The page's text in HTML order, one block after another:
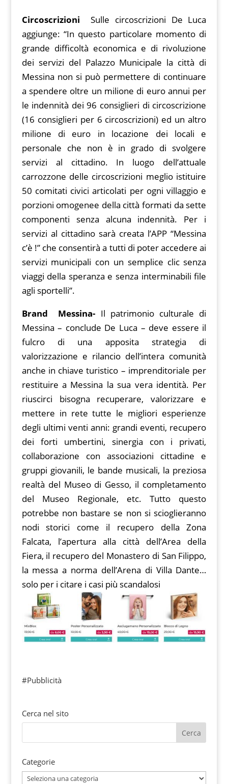
Circoscrizioni Sulle circoscrizioni De Luca
aggiunge: “In questo particolare momento di
grande difficoltà economica e di rivoluzione
dei servizi del Palazzo Municipale la città di
Messina non si può permettere di continuare
a spendere oltre un milione di euro annui per
le indennità dei 96 consiglieri di circoscrizione
(16 consiglieri per 6 circoscrizioni) ed un altro
milione di euro in locazione dei locali e
personale che non è in grado di svolgere
servizi al cittadino. In luogo dell’attuale
carrozzone delle circoscrizioni meglio istituire
50 comitati civici articolati per ogni villaggio e
porzioni omogenee della città formati da sette
componenti senza alcuna indennità. Per i
servizi al cittadino sarà creata l’APP “Messina
c’è !” che consentirà a tutti di poter accedere ai
servizi municipali con un semplice clic senza
viaggi della speranza e senza interminabili file
agli sportelli”.
Brand Messina- Il patrimonio culturale di
Messina – conclude De Luca – deve essere il
fulcro di una apposita strategia di
valorizzazione e rilancio dell’intera comunità
anche in chiave turistico – imprenditoriale per
restituire a Messina la sua vera identità. Per
riuscirci bisogna recuperare, valorizzare e
mettere in rete tutte le migliori esperienze
degli ultimi venti anni: grandi eventi, recupero
dei forti umbertini, sinergia con i privati,
collaborazione con associazioni cittadine e
gruppi giovanili, le bande musicali, la preziosa
realtà del Museo di Gesso, il completamento
del Museo Regionale, etc. Tutto questo
potrebbe non bastare se non si scioglieranno
nodi storici come il recupero della Zona
Falcata, l’apertura alla città dell’Area della
Fiera, il recupero del Monastero di San Filippo,
la messa a norma dell’Arena di Villa Dante…
solo per i citare i casi più scandalosi
#Pubblicità
Cerca nel sito
Categorie
Categorie